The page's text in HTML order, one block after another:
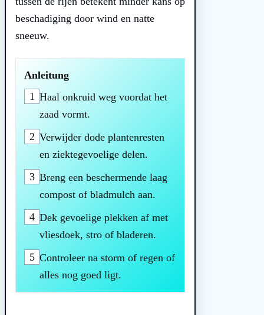
beschadiging door wind en natte
sneeuw.
Anleitung
1 Haal onkruid weg voordat het
zaad vormt.
2 Verwijder dode plantenresten
en ziektegevoelige delen.
3 Breng een beschermende laag
compost of bladmulch aan.
4 Dek gevoelige plekken af met
vliesdoek, stro of bladeren.
5 Controleer na storm of regen of
alles nog goed ligt.